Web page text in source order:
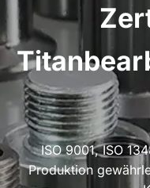
ISO 9001, ISO
Produktion